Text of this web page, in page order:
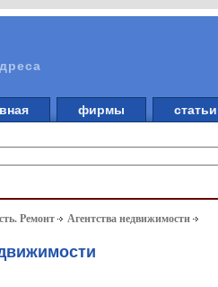
фирмы статьи
Ремонт Агентства недвижимости